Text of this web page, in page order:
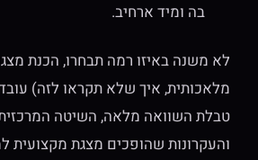
בה ומיד ארחיב.
מלאכותית, איך שלא תקראו לזה)
טבלת השוואה מלאה, השיטה
והעקרונות שהופכים מצגת מקצועית